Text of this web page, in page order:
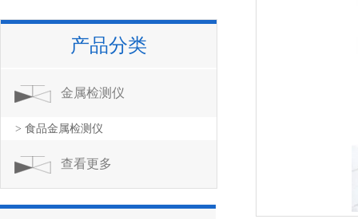
产品分类
金属检测仪
> 食品金属检测仪
查看更多